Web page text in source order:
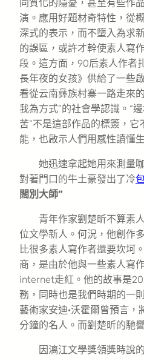
同質化的隱憂，甚至有些作
演。應用好題材奇特性，從
深式的表示，而不墮入為求
的誤區，或許才幹使素人寫
段。這方面，90后素人作者
長年夜的女孩》供給了一些
看從云南彝族村寨一路走來
我為方式”的社會學認識。“邊
苦”不是這部作品的標簽，
能，也啟示人們用感性讀懂
她迅速拿起她用來測量
對著門口的牛土豪發出了冷
闊別大師”
青年作家劉楚昕不算素
位文學新人。何況，他創作
比很多素人寫作者還要坎坷
商，是由於他與一些素人寫
internet走紅。他的故事是
務，同時也是我們時期的一
藝術家安迪·沃霍爾曾預言，
分鐘的名人。而劉楚昕的馳
因漓江文學獎領獎時說